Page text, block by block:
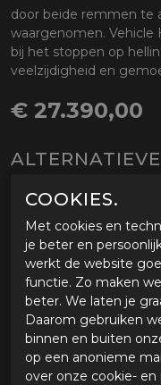
door beide remmen te
waargenomen.
bij het stoppen op
veelzijdigheid en
€ 27.390,00
COOKIES.
Met cookies en
je beter en
werkt de website
functie. Zo maken
beter. We laten je
Daarom gebruiken
binnen en buiten
op een anonieme
over onze cookie- en